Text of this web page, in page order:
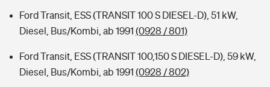
Ford Transit, ESS (TRANSIT 100 S DIESEL-D), 51 kW,
Diesel, Bus/Kombi, ab 1991 (0928 / 801)
Ford Transit, ESS (TRANSIT 100,150 S DIESEL-D), 59 kW,
Diesel, Bus/Kombi, ab 1991 (0928 / 802)